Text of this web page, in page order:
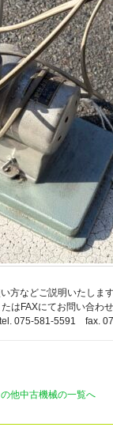
方などご説明いたしま
はFAXにてお問い合わ
075-581-5591 fax.
他中古機械の一覧へ